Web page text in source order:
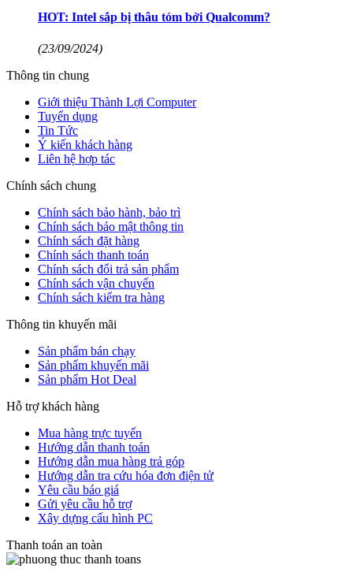
HOT: Intel sắp bị thâu tóm bởi Qualcomm?
(23/09/2024)
Thông tin chung
Giới thiệu Thành Lợi Computer
Tuyển dụng
Tin Tức
Ý kiến khách hàng
Liên hệ hợp tác
Chính sách chung
Chính sách bảo hành, bảo trì
Chính sách bảo mật thông tin
Chính sách đặt hàng
Chính sách thanh toán
Chính sách đổi trả sản phẩm
Chính sách vận chuyển
Chính sách kiểm tra hàng
Thông tin khuyến mãi
Sản phẩm bán chạy
Sản phẩm khuyến mãi
Sản phẩm Hot Deal
Hỗ trợ khách hàng
Mua hàng trực tuyến
Hướng dẫn thanh toán
Hướng dẫn mua hàng trả góp
Hướng dẫn tra cứu hóa đơn điện tử
Yêu cầu báo giá
Gửi yêu cầu hỗ trợ
Xây dựng cấu hình PC
Thanh toán an toàn